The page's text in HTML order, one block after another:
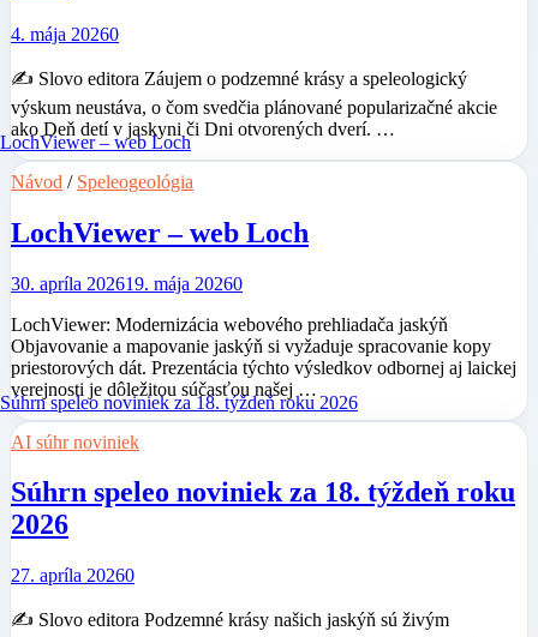
4. mája 20260
✍️ Slovo editora Záujem o podzemné krásy a speleologický
výskum neustáva, o čom svedčia plánované popularizačné akcie
ako Deň detí v jaskyni či Dni otvorených dverí. …
Návod / Speleogeológia
LochViewer – web Loch
30. apríla 202619. mája 20260
LochViewer: Modernizácia webového prehliadača jaskýň
Objavovanie a mapovanie jaskýň si vyžaduje spracovanie kopy
priestorových dát. Prezentácia týchto výsledkov odbornej aj laickej
verejnosti je dôležitou súčasťou našej …
AI súhr noviniek
Súhrn speleo noviniek za 18. týždeň roku
2026
27. apríla 20260
✍️ Slovo editora Podzemné krásy našich jaskýň sú živým